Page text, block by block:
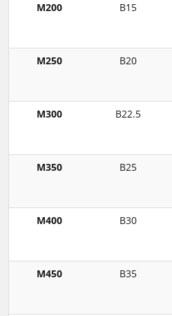
М200
В15
М250
В20
М300
В22.5
М350
В25
М400
В30
М450
В35